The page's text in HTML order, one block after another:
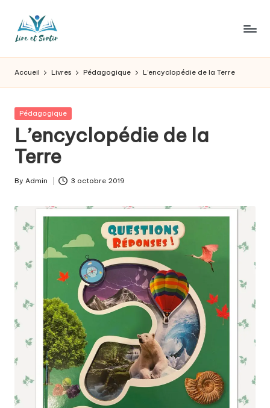
L
ir
e
e
t
s
o
r
ir
pour
les
goûts,
des
sorties
pour
Accueil Livres Pédagogique L’encyclopédie de la Terre
Posted
Pédagogique
L’encyclopédie de la
Terre
Posted
By Admin 3 octobre 2019